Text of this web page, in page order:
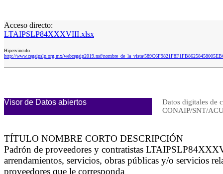
Acceso directo:
LTAIPSLP84XXXVIII.xlsx
Hipervinculo
http://www.cegaipslp.org.mx/webcegaip2019.nsf/nombre_de_la_vista/
Visor de Datos abiertos
Datos digitales de
CONAIP/SNT/
TÍTULO NOMBRE CORTO DESCRIPCIÓN
Padrón de proveedores y contratistas
arrendamientos, servicios, obras públicas y/o servicios
proveedores que le corresponda